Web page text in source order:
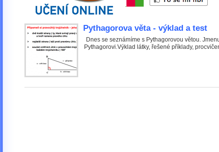
Pythagorova věta - výklad a test
Dnes se seznámíme s Pythagorovou větou.
Pythagorovi.Výklad látky, řešené příklady,